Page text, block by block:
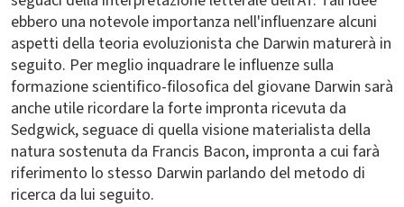
ebbero una notevole importanza nell'influenzare alcuni
aspetti della teoria evoluzionista che Darwin maturerà in
seguito. Per meglio inquadrare le influenze sulla
formazione scientifico-filosofica del giovane Darwin sarà
anche utile ricordare la forte impronta ricevuta da
Sedgwick, seguace di quella visione materialista della
natura sostenuta da Francis Bacon, impronta a cui farà
riferimento lo stesso Darwin parlando del metodo di
ricerca da lui seguito.